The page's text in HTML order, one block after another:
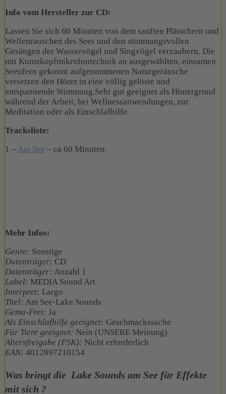
Info vom Hersteller zur CD:
Lassen Sie sich 60 Minuten von dem sanften Plätschern und
Wellenrauschen des Sees und den stimmungsvollen
Gesängen der Wasservögel und Singvögel verzaubern. Die
mit Kunstkopfmikrofontechnik an ausgewählten, einsamen
Seeufern gekonnt aufgenommenen Naturgeräusche
versetzen den Hörer in eine völlig gelöste und
entspannende Stimmung.Sehr gut geeignet als Hintergrund
während der Arbeit, bei Wellnessanwendungen, zur
Meditation oder als Einschlafhilfe.
Tracksliste:
1 – Am See – ca 60 Minuten
Mehr Infos:
Genre: Sonstige
Datenträger: CD
Datenträger: Anzahl 1
Label: MEDIA Sound Art
Interpret: Largo
Titel: Am See-Lake Sounds
Gema-Frei: Ja
Als Einschlafhilfe geeignet: Geschmackssache
Für Tiere geeignet: Nein (UNSERE Meinung)
Altersfreigabe (FSK): Nicht erforderlich
EAN: 4012897210154
Was bringt die Lake Sounds am See für Effekte
mit sich ?